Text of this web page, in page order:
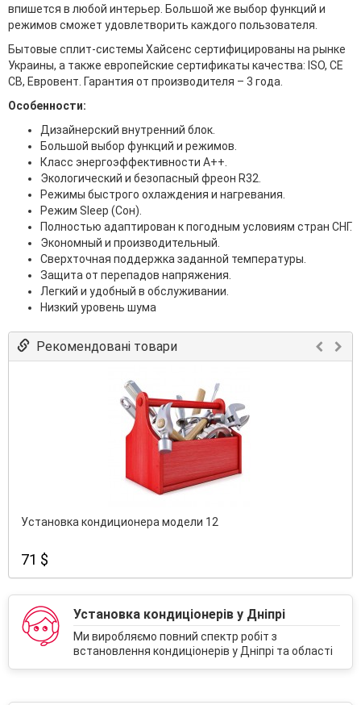
впишется в любой интерьер. Большой же выбор функций и
режимов сможет удовлетворить каждого пользователя.
Бытовые сплит-системы Хайсенс сертифицированы на рынке
Украины, а также европейские сертификаты качества: ISO, CE
CB, Евровент. Гарантия от производителя – 3 года.
Особенности:
Дизайнерский внутренний блок.
Большой выбор функций и режимов.
Класс энергоэффективности А++.
Экологический и безопасный фреон R32.
Режимы быстрого охлаждения и нагревания.
Режим Sleep (Сон).
Полностью адаптирован к погодным условиям стран СНГ.
Экономный и производительный.
Сверхточная поддержка заданной температуры.
Защита от перепадов напряжения.
Легкий и удобный в обслуживании.
Низкий уровень шума
Рекомендовані товари
Установка кондиционера модели 12
71 $
Установка кондиціонерів у Дніпрі
Ми виробляємо повний спектр робіт з
встановлення кондиціонерів у Дніпрі та області